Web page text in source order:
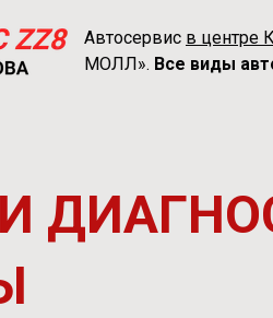
Автосервис в центре
МОЛЛ». Все виды